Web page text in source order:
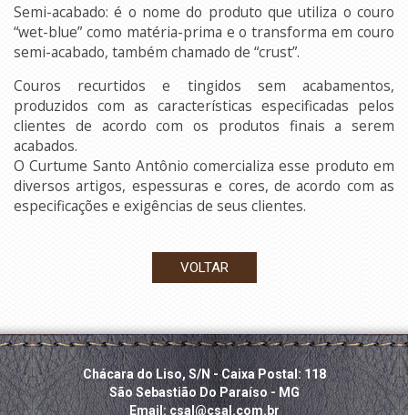
Semi-acabado: é o nome do produto que utiliza o couro
“wet-blue” como matéria-prima e o transforma em couro
semi-acabado, também chamado de “crust”.
Couros recurtidos e tingidos sem acabamentos,
produzidos com as características especificadas pelos
clientes de acordo com os produtos finais a serem
acabados.
O Curtume Santo Antônio comercializa esse produto em
diversos artigos, espessuras e cores, de acordo com as
especificações e exigências de seus clientes.
VOLTAR
Chácara do Liso, S/N - Caixa Postal: 118
São Sebastião Do Paraíso - MG
Email: csal@csal.com.br